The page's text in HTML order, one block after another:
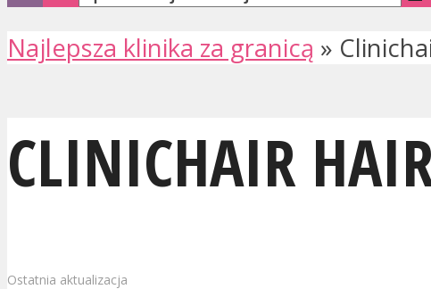
Najlepsza klinika za granicą »
CLINICHAIR
Ostatnia aktualizacja